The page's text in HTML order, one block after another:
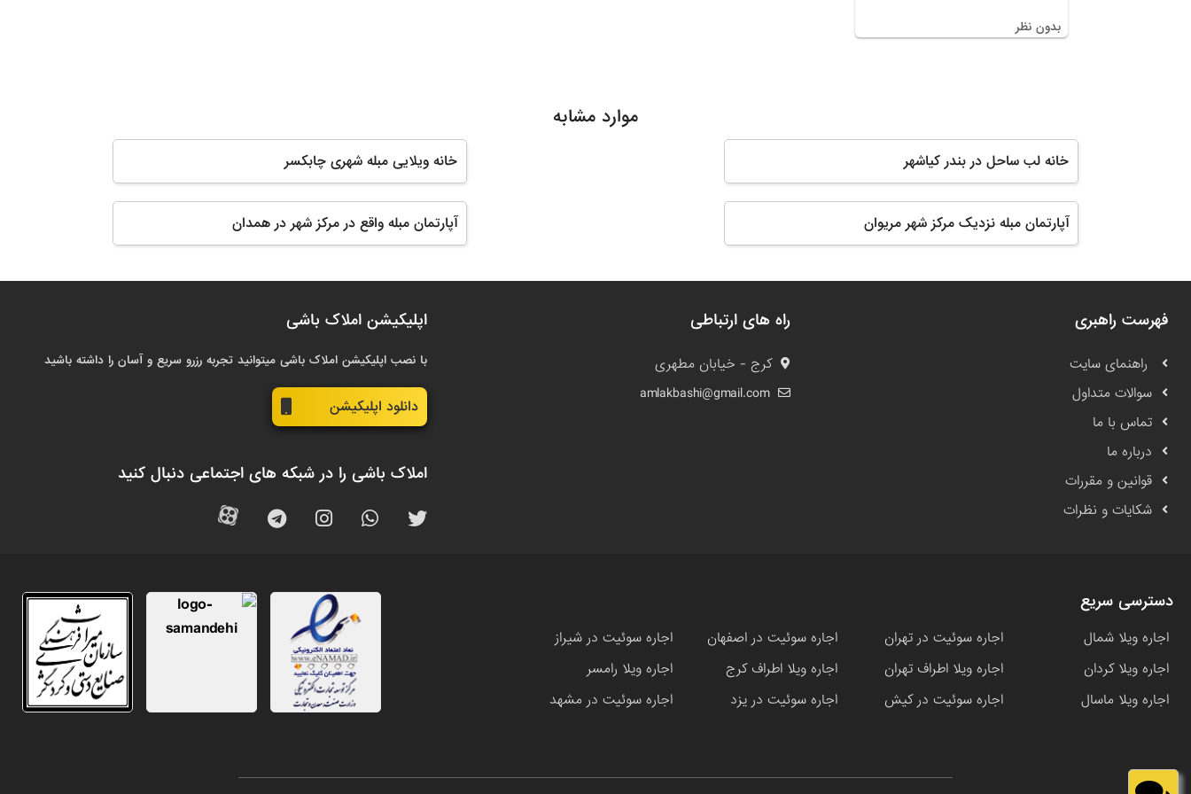
بدون نظر
موارد مشابه
خانه لب ساحل در بندر کیاشهر خانه ویلایی مبله شهری چابکسر
آپارتمان مبله نزدیک مرکز شهر مریوان آپارتمان مبله واقع در مرکز شهر در همدان
فهرست راهبری
راهنمای سایت
سوالات متداول
تماس با ما
درباره ما
قوانین و مقررات
شکایات و نظرات
راه های ارتباطی
کرج - خیابان مطهری
amlakbashi@gmail.com
اپلیکیشن املاک باشی
با نصب اپلیکیشن املاک باشی میتوانید تجربه رزرو سریع و آسان را داشته باشید
دانلود اپلیکیشن
املاک باشی را در شبکه های اجتماعی دنبال کنید
دسترسی سریع
اجاره ویلا شمال اجاره سوئیت در تهران اجاره سوئیت در اصفهان
اجاره سوئیت در شیراز
اجاره ویلا کردان
اجاره ویلا اطراف تهران اجاره ویلا اطراف کرج
اجاره ویلا رامسر
اجاره ویلا ماسال
اجاره سوئیت در کیش اجاره سوئیت در یزد اجاره سوئیت در مشهد